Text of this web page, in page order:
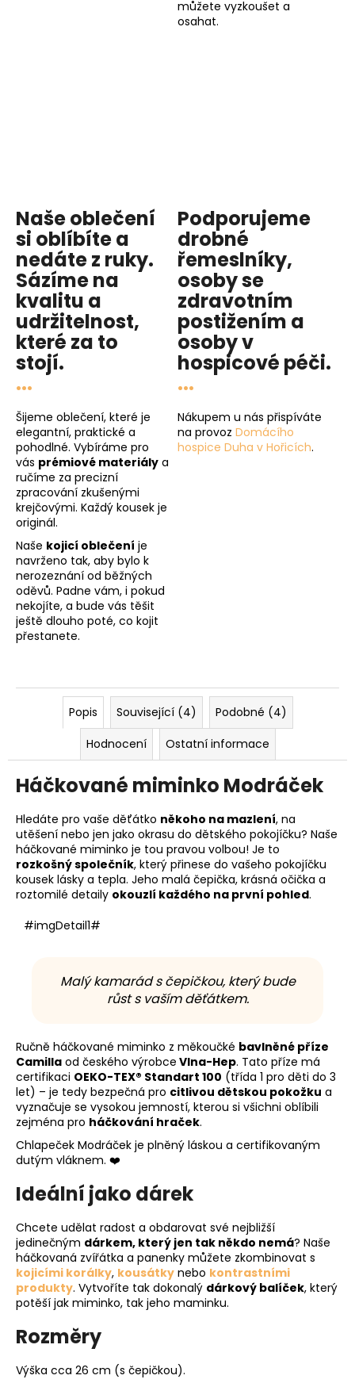
můžete vyzkoušet a
osahat.
Naše oblečení
si oblíbíte a
nedáte z ruky.
Sázíme na
kvalitu a
udržitelnost,
které za to
stojí.
...
Šijeme oblečení, které je
elegantní, praktické a
pohodlné. Vybíráme pro
vás prémiové materiály a
ručíme za precizní
zpracování zkušenými
krejčovými. Každý kousek je
originál.
Naše kojicí oblečení je
navrženo tak, aby bylo k
nerozeznání od běžných
oděvů. Padne vám, i pokud
nekojíte, a bude vás těšit
ještě dlouho poté, co kojit
přestanete.
Podporujeme
drobné
řemeslníky,
osoby se
zdravotním
postižením a
osoby v
hospicové péči.
...
Nákupem u nás přispíváte
na provoz Domácího
hospice Duha v Hořicích.
Popis Související (4)
Podobné (4)
Hodnocení
Ostatní informace
Háčkované miminko Modráček
Hledáte pro vaše děťátko někoho na mazlení, na
utěšení nebo jen jako okrasu do dětského pokojíčku? Naše
háčkované miminko je tou pravou volbou! Je to
rozkošný společník, který přinese do vašeho pokojíčku
kousek lásky a tepla. Jeho malá čepička, krásná očička a
roztomilé detaily okouzlí každého na první pohled.
#imgDetail1#
Malý kamarád s čepičkou, který bude
růst s vaším děťátkem.
Ručně háčkované miminko z měkoučké bavlněné příze
Camilla od českého výrobce Vlna-Hep. Tato příze má
certifikaci OEKO-TEX® Standart 100 (třída 1 pro děti do 3
let) – je tedy bezpečná pro citlivou dětskou pokožku a
vyznačuje se vysokou jemností, kterou si všichni oblíbili
zejména pro háčkování hraček.
Chlapeček Modráček je plněný láskou a certifikovaným
dutým vláknem. ❤️
Ideální jako dárek
Chcete udělat radost a obdarovat své nejbližší
jedinečným dárkem, který jen tak někdo nemá? Naše
háčkovaná zvířátka a panenky můžete zkombinovat s
kojicími korálky, kousátky nebo kontrastními
produkty. Vytvoříte tak dokonalý dárkový balíček, který
potěší jak miminko, tak jeho maminku.
Rozměry
Výška cca 26 cm (s čepičkou).